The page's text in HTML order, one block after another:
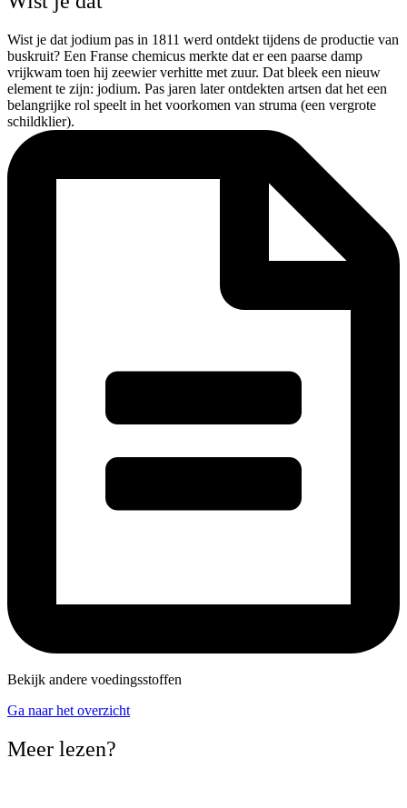
Wist je dat jodium pas in 1811 werd ontdekt tijdens de productie van
buskruit? Een Franse chemicus merkte dat er een paarse damp
vrijkwam toen hij zeewier verhitte met zuur. Dat bleek een nieuw
element te zijn: jodium. Pas jaren later ontdekten artsen dat het een
belangrijke rol speelt in het voorkomen van struma (een vergrote
schildklier).
Bekijk andere voedingsstoffen
Ga naar het overzicht
Meer lezen?